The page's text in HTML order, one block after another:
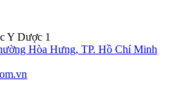
Y Dược 1
Hòa Hưng, TP. Hồ Chí Minh